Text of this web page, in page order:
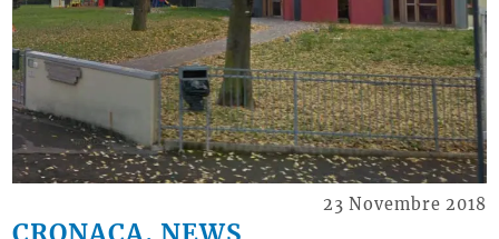
23 Novembre 2018